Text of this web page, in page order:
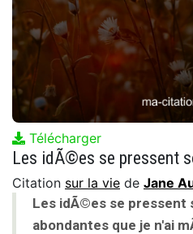
Télécharger
Citation sur la vie de Jane
Les idÃ©es se pressent
abondantes que je n'ai